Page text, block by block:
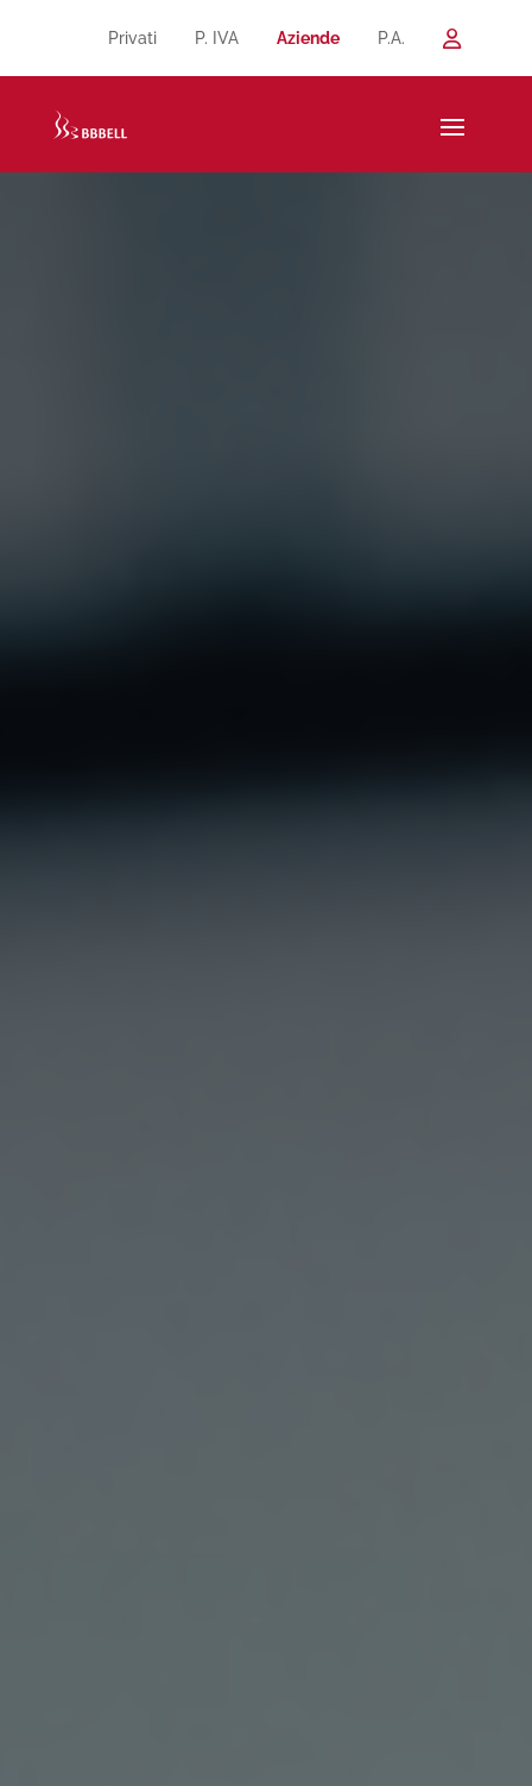
Privati P. IVA Aziende P.A.